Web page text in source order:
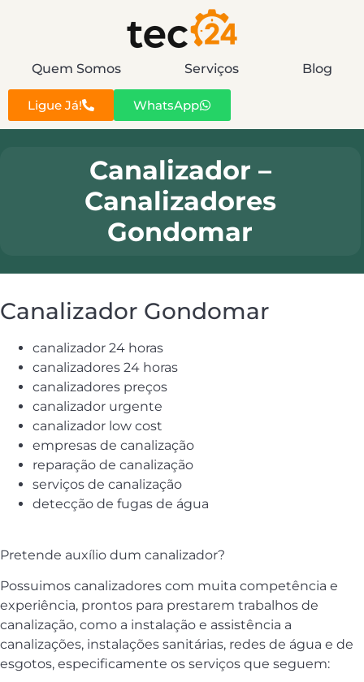
Quem Somos Serviços Blog
Ligue Já! WhatsApp
Canalizador –
Canalizadores
Gondomar
Canalizador Gondomar
canalizador 24 horas
canalizadores 24 horas
canalizadores preços
canalizador urgente
canalizador low cost
empresas de canalização
reparação de canalização
serviços de canalização
detecção de fugas de água
Pretende auxílio dum canalizador?
Possuimos canalizadores com muita competência e
experiência, prontos para prestarem trabalhos de
canalização, como a instalação e assistência a
canalizações, instalações sanitárias, redes de água e de
esgotos, especificamente os serviços que seguem: